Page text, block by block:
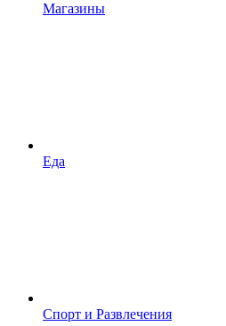
Магазины
Еда
Спорт и Развлечения